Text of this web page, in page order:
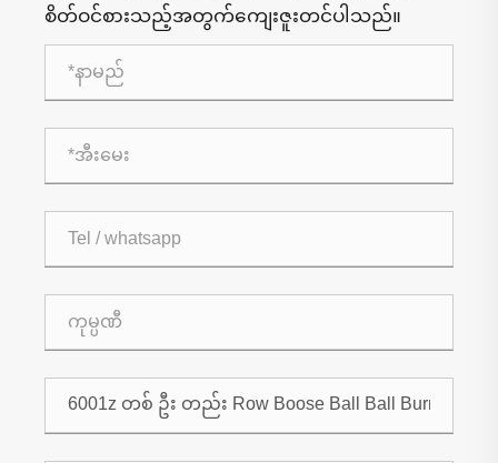
စိတ်ဝင်စားသည့်အတွက်ကျေးဇူးတင်ပါသည်။